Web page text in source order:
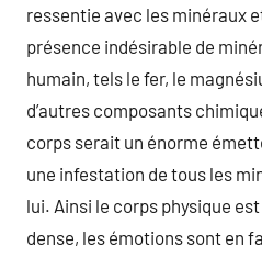
ressentie avec les minéraux
présence indésirable de
humain, tels le fer, le
d’autres composants
corps serait un énorme
une infestation de tous les
lui. Ainsi le corps physique
dense, les émotions sont en